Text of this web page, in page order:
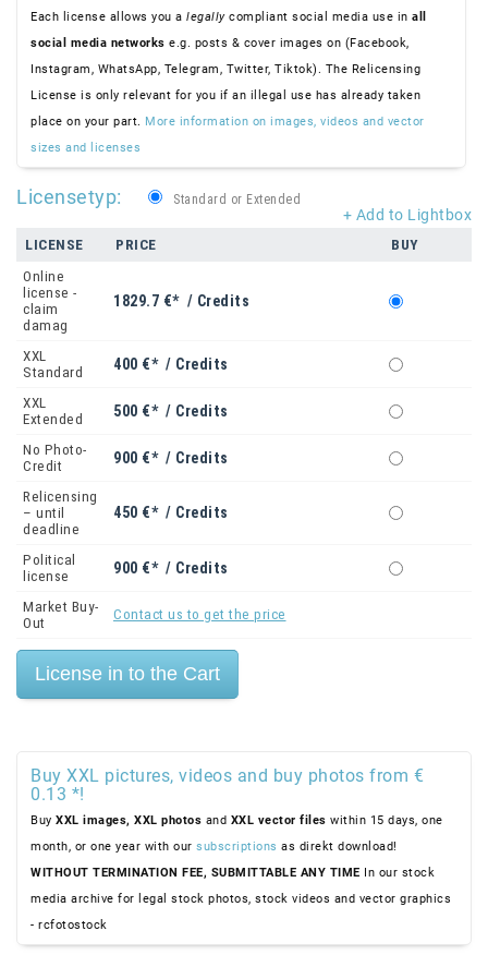
Each license allows you a legallycompliant social media use in all
social media networks e.g. posts & cover images on (Facebook,
Instagram, WhatsApp, Telegram, Twitter, Tiktok). The Relicensing
License is only relevant for you if an illegal use has already taken
place on your part. More information on images, videos and vector
sizes and licenses
+ Add to Lightbox
Licensetyp: Standard or Extended
LICENSE PRICE
BUY
Online
license -
claim
damag
1829.7 €* / Credits
XXL
Standard
400 €* / Credits
XXL
Extended
500 €* / Credits
No Photo-
Credit
900 €* / Credits
Relicensing
– until
deadline
450 €* / Credits
Political
license
900 €* / Credits
Market Buy-
Out
Contact us to get the price
Buy XXL pictures, videos and buy photos from €
0.13 *!
Buy XXL images, XXL photos and XXL vector files within 15 days, one
month, or one year with our subscriptions as direkt download!
WITHOUT TERMINATION FEE, SUBMITTABLE ANY TIME In our stock
media archive for legal stock photos, stock videos and vector graphics
- rcfotostock